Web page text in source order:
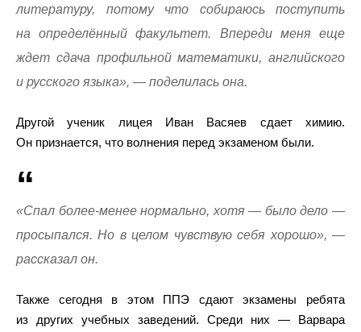
литературу, потому что собираюсь поступить
на определённый факультет. Впереди меня еще
ждет сдача профильной математики, английского
и русского языка», — поделилась она.
Другой ученик лицея Иван Васяев сдает химию.
Он признается, что волнения перед экзаменом были.
«Спал более-менее нормально, хотя — было дело —
просыпался. Но в целом чувствую себя хорошо», —
рассказал он.
Также сегодня в этом ППЭ сдают экзамены ребята
из других учебных заведений. Среди них — Варвара